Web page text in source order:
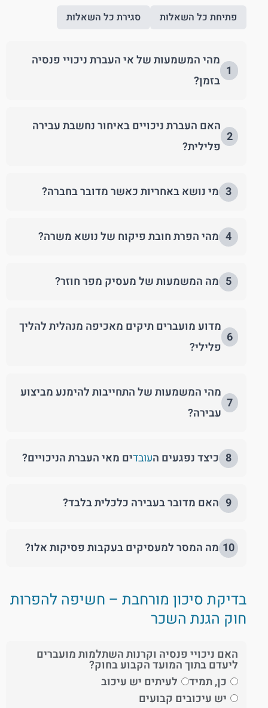
פתיחת כל השאלות סגירת כל השאלות
1
מהי המשמעות של אי העברת ניכויי פנסיה
בזמן?
2
האם העברת ניכויים באיחור נחשבת עבירה
פלילית?
3 מי נושא באחריות כאשר מדובר בחברה?
4 מהי הפרת חובת פיקוח של נושא משרה?
5 מה המשמעות של מעסיק מפר חוזר?
6
מדוע מועברים תיקים מאכיפה מנהלית להליך
פלילי?
7
מהי המשמעות של התחייבות להימנע מביצוע
עבירה?
8 כיצד נפגעים העובדים מאי העברת הניכויים?
9 האם מדובר בעבירה כלכלית בלבד?
10 מה המסר למעסיקים בעקבות פסיקות אלו?
בדיקת סיכון מורחבת – חשיפה להפרות
חוק הגנת השכר
האם ניכויי פנסיה וקרנות השתלמות מועברים
ליעדם בתוך המועד הקבוע בחוק?
כן, תמיד
לעיתים יש עיכוב
יש עיכובים קבועים